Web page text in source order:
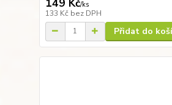
/ks
133 Kč bez DPH
Přidat do